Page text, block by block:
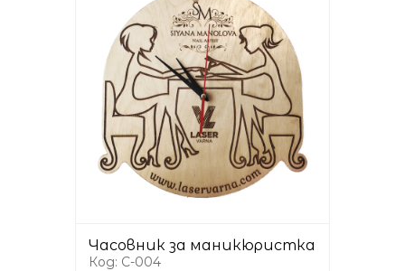
Часовник за маникюристка
Код: C-004